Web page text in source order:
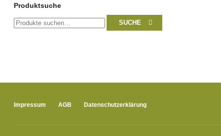
Produktsuche
Suche
nach:
SUCHE
Impressum AGB Datenschutzerklärung